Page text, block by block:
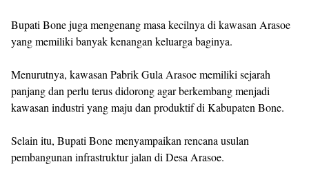
Bupati Bone juga mengenang masa kecilnya di kawasan Arasoe
yang memiliki banyak kenangan keluarga baginya.
Menurutnya, kawasan Pabrik Gula Arasoe memiliki sejarah
panjang dan perlu terus didorong agar berkembang menjadi
kawasan industri yang maju dan produktif di Kabupaten Bone.
Selain itu, Bupati Bone menyampaikan rencana usulan
pembangunan infrastruktur jalan di Desa Arasoe.